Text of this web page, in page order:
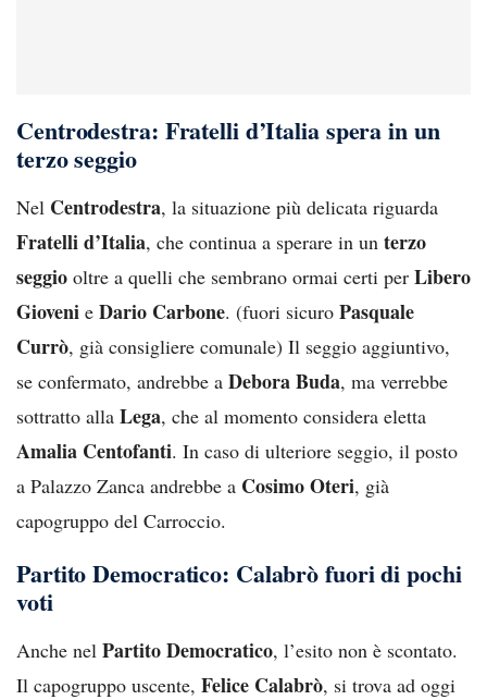
Centrodestra: Fratelli d’Italia spera in un
terzo seggio
Nel Centrodestra, la situazione più delicata riguarda
Fratelli d’Italia, che continua a sperare in un terzo
seggio oltre a quelli che sembrano ormai certi per Libero
Gioveni e Dario Carbone. (fuori sicuro Pasquale
Currò, già consigliere comunale) Il seggio aggiuntivo,
se confermato, andrebbe a Debora Buda, ma verrebbe
sottratto alla Lega, che al momento considera eletta
Amalia Centofanti. In caso di ulteriore seggio, il posto
a Palazzo Zanca andrebbe a Cosimo Oteri, già
capogruppo del Carroccio.
Partito Democratico: Calabrò fuori di pochi
voti
Anche nel Partito Democratico, l’esito non è scontato.
Il capogruppo uscente, Felice Calabrò, si trova ad oggi